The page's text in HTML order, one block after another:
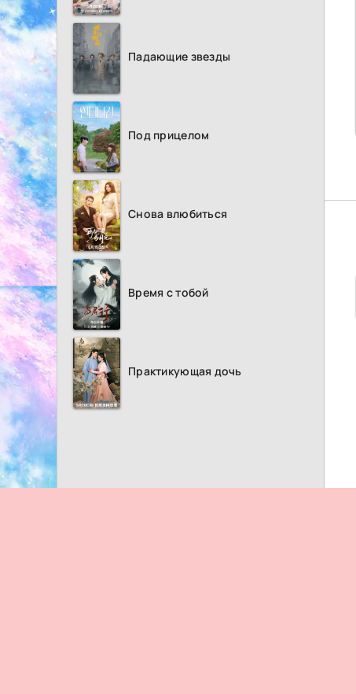
Падающие звезды
Под прицелом
Снова влюбиться
Время с тобой
Практикующая дочь